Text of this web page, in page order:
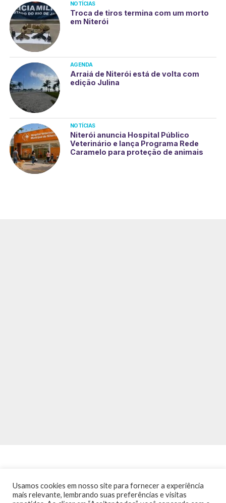
NOTÍCIAS
Troca de tiros termina com um morto
em Niterói
AGENDA
Arraiá de Niterói está de volta com
edição Julina
NOTÍCIAS
Niterói anuncia Hospital Público
Veterinário e lança Programa Rede
Caramelo para proteção de animais
Usamos cookies em nosso site para fornecer a experiência
mais relevante, lembrando suas preferências e visitas